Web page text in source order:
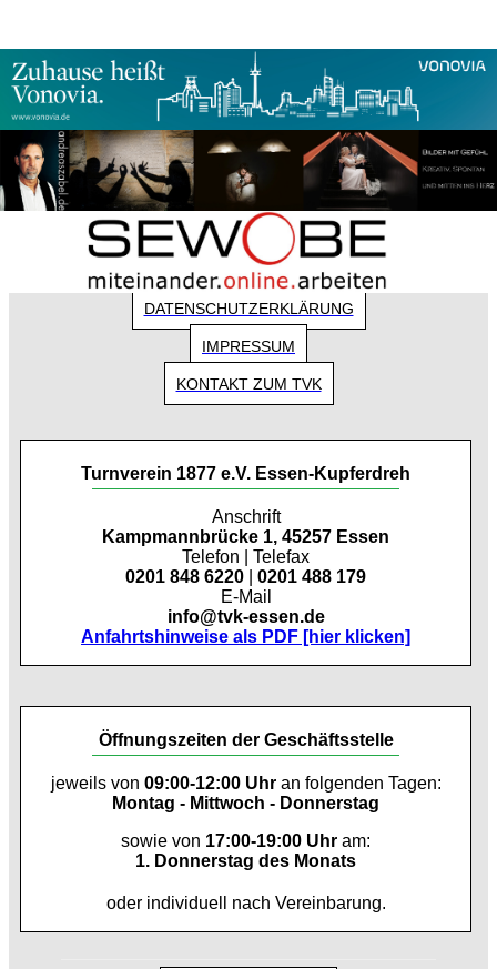
Copyright 2018 - Turnverein 1877 e.V. Essen-
Kupferdreh
| Impressum | Datenschutz
DATENSCHUTZERKLÄRUNG
IMPRESSUM
KONTAKT ZUM TVK
Turnverein 1877 e.V. Essen-Kupferdreh
Anschrift
Kampmannbrücke 1, 45257 Essen
Telefon | Telefax
0201 848 6220
0201 488 179
E-Mail
info@tvk-essen.de
Anfahrtshinweise als PDF [hier klicken]
Öffnungszeiten der Geschäftsstelle
jeweils von 09:00-12:00 Uhran folgenden Tagen:
Montag - Mittwoch - Donnerstag
sowie von 17:00-19:00 Uhr am:
1. Donnerstag des Monats
oder individuell nach Vereinbarung.